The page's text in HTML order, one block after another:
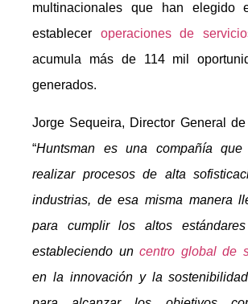
multinacionales que han elegido
establecer operaciones de
acumula más de 114 mil
generados.
Jorge Sequeira, Director General de
“Huntsman es una compañía
realizar procesos de alta
industrias, de esa misma manera
para cumplir los altos
estableciendo un centro global de
en la innovación y la